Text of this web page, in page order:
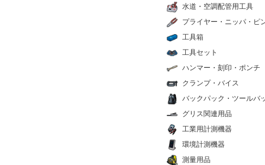
水道・空調配管用工具
プライヤー・ニッパ・ピ
工具箱
工具セット
ハンマー・刻印・ポンチ
クランプ・バイス
バックパック・ツールバ
グリス関連用品
工業用計測機器
環境計測機器
測量用品